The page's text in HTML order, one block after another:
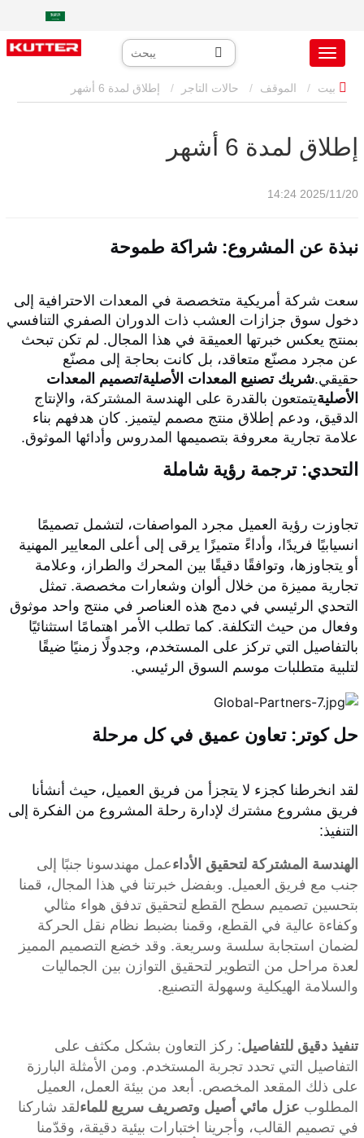
الموقف حالات التاجر
إطلاق لمدة 6 أشهر
2025/11/20 14:24
نبذة عن المشروع: شراكة طموحة
سعت شركة أمريكية متخصصة في المعدات الاحترافية إلى
دخول سوق جزازات العشب ذات الدوران الصفري التنافسي
بمنتج يعكس خبرتها العميقة في هذا المجال. لم تكن تبحث
عن مجرد مصنّع متعاقد، بل كانت بحاجة إلى مصنّع
حقيقي.شريك تصنيع المعدات الأصلية/تصميم المعدات
الأصليةيتمتعون بالقدرة على الهندسة المشتركة، والإنتاج
الدقيق، ودعم إطلاق منتج مصمم ليتميز. كان هدفهم بناء
علامة تجارية معروفة بتصميمها المدروس وأدائها الموثوق.
التحدي: ترجمة رؤية شاملة
تجاوزت رؤية العميل مجرد المواصفات، لتشمل تصميمًا
انسيابيًا فريدًا، وأداءً متميزًا يرقى إلى أعلى المعايير المهنية
أو يتجاوزها، وتوافقًا دقيقًا بين المحرك والطراز، وعلامة
تجارية مميزة من خلال ألوان وشعارات مخصصة. تمثل
التحدي الرئيسي في دمج هذه العناصر في منتج واحد موثوق
وفعال من حيث التكلفة. كما تطلب الأمر اهتمامًا استثنائيًا
بالتفاصيل التي تركز على المستخدم، وجدولًا زمنيًا ضيقًا
لتلبية متطلبات موسم السوق الرئيسي.
حل كوتر: تعاون عميق في كل مرحلة
لقد انخرطنا كجزء لا يتجزأ من فريق العميل، حيث أنشأنا
فريق مشروع مشترك لإدارة رحلة المشروع من الفكرة إلى
التنفيذ:
الهندسة المشتركة لتحقيق الأداءعمل مهندسونا جنبًا إلى
جنب مع فريق العميل. وبفضل خبرتنا في هذا المجال، قمنا
بتحسين تصميم سطح القطع لتحقيق تدفق هواء مثالي
وكفاءة عالية في القطع، وقمنا بضبط نظام نقل الحركة
لضمان استجابة سلسة وسريعة. وقد خضع التصميم المميز
لعدة مراحل من التطوير لتحقيق التوازن بين الجماليات
والسلامة الهيكلية وسهولة التصنيع.
تنفيذ دقيق للتفاصيل: ركز التعاون بشكل مكثف على
التفاصيل التي تحدد تجربة المستخدم. ومن الأمثلة البارزة
على ذلك المقعد المخصص. أبعد من بيئة العمل، العميل
المطلوب عزل مائي أصيل وتصريف سريع للماءلقد شاركنا
في تصميم القالب، وأجرينا اختبارات بيئية دقيقة، وقدّمنا